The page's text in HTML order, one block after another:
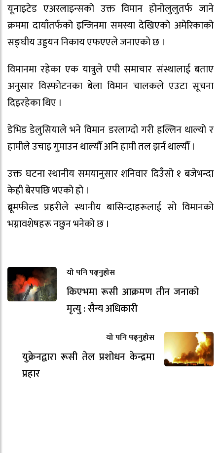
यूनाइटेड एअरलाइन्सको उक्त विमान होनोलुलुतर्फ जाने
क्रममा दायाँतर्फको इन्जिनमा समस्या देखिएको अमेरिकाको
सङ्घीय उड्डयन निकाय एफएएले जनाएको छ ।
विमानमा रहेका एक यात्रुले एपी समाचार संस्थालाई बताए
अनुसार विस्फोटनका बेला विमान चालकले एउटा सूचना
दिइरहेका थिए ।
डेभिड डेलुसियाले भने विमान डरलाग्दो गरी हल्लिन थाल्यो र
हामीले उचाइ गुमाउन थाल्यौँ अनि हामी तल झर्न थाल्यौँ ।
उक्त घटना स्थानीय समयानुसार शनिवार दिउँसो १ बजेभन्दा
केही बेरपछि भएको हो ।
ब्रूमफील्ड प्रहरीले स्थानीय बासिन्दाहरूलाई सो विमानको
भग्नावशेषहरू नछुन भनेको छ ।
यो पनि पढ्नुहोस
किएभमा रूसी आक्रमण तीन जनाको
मृत्यु : सैन्य अधिकारी
यो पनि पढ्नुहोस
युक्रेनद्वारा रूसी तेल प्रशोधन केन्द्रमा
प्रहार